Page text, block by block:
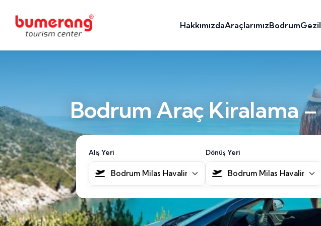
HakkımızdaAraçlarımızBodrum
Bodrum Araç Kiralama
Alış Yeri
Bodrum Milas Havalimanı [BJV]
Dönüş Yeri
Bodrum Milas Havalimanı